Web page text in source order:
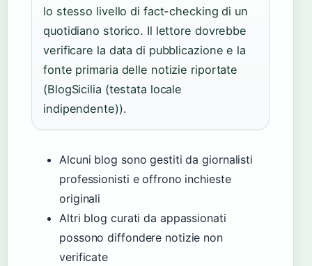
lo stesso livello di fact-checking di un
quotidiano storico. Il lettore dovrebbe
verificare la data di pubblicazione e la
fonte primaria delle notizie riportate
(BlogSicilia (testata locale
indipendente)).
Alcuni blog sono gestiti da giornalisti
professionisti e offrono inchieste
originali
Altri blog curati da appassionati
possono diffondere notizie non
verificate